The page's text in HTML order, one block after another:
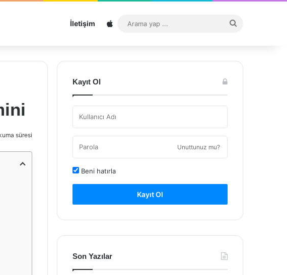
İletişim Sitemap
...
süresi
Kayıt Ol
Unuttunuz mu?
Beni hatırla
Kayıt Ol
Son Yazılar